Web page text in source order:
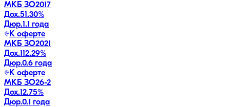
МКБ ЗО2017
Дох.51.30%
Дюр.1.1 года
К оферте
МКБ ЗО2021
Дох.112.29%
Дюр.0.6 года
К оферте
МКБ ЗО26-2
Дох.12.75%
Дюр.0.1 года